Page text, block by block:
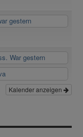
gestern
War gestern
Kalender anzeigen